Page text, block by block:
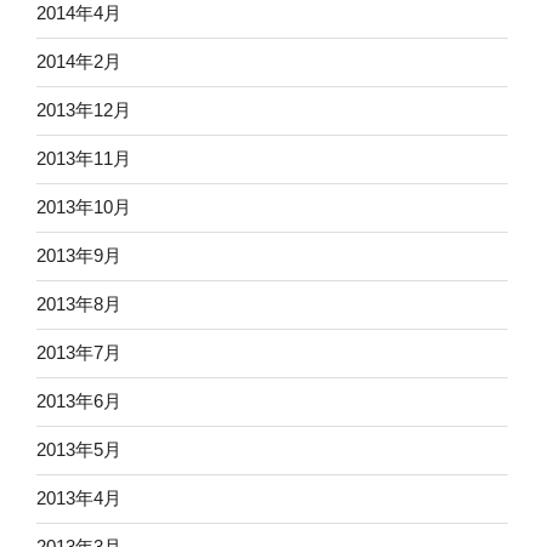
2014年4月
2014年2月
2013年12月
2013年11月
2013年10月
2013年9月
2013年8月
2013年7月
2013年6月
2013年5月
2013年4月